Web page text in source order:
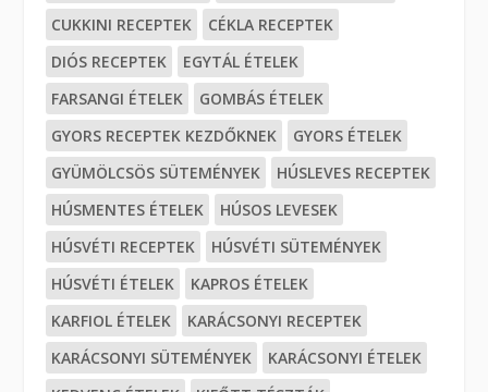
CUKKINI RECEPTEK
CÉKLA RECEPTEK
DIÓS RECEPTEK
EGYTÁL ÉTELEK
FARSANGI ÉTELEK
GOMBÁS ÉTELEK
GYORS RECEPTEK KEZDŐKNEK
GYORS ÉTELEK
GYÜMÖLCSÖS SÜTEMÉNYEK
HÚSLEVES RECEPTEK
HÚSMENTES ÉTELEK
HÚSOS LEVESEK
HÚSVÉTI RECEPTEK
HÚSVÉTI SÜTEMÉNYEK
HÚSVÉTI ÉTELEK
KAPROS ÉTELEK
KARFIOL ÉTELEK
KARÁCSONYI RECEPTEK
KARÁCSONYI SÜTEMÉNYEK
KARÁCSONYI ÉTELEK